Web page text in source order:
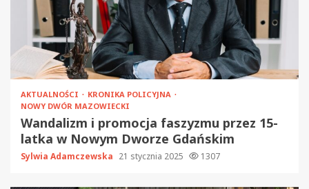
AKTUALNOŚCI
KRONIKA POLICYJNA
NOWY DWÓR MAZOWIECKI
Wandalizm i promocja faszyzmu przez 15-
latka w Nowym Dworze Gdańskim
Sylwia Adamczewska 21 stycznia 2025 1307